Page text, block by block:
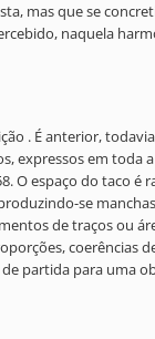
mas que se
naquela
. É anterior,
expressos em toda
O espaço do taco é
se
de traços ou
coerências
partida para uma